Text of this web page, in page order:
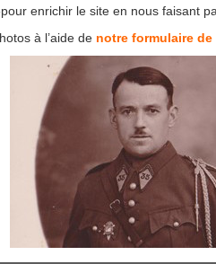
sont indiqués avec*
enrichir le site en nous faisant
à l’aide de notre formulaire